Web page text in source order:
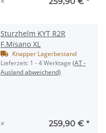
Sturzhelm KYT R2R
F.Misano XL
Knapper Lagerbestand
Lieferzeit: 1 - 4 Werktage (AT -
Ausland abweichend)
× 259,90 € *